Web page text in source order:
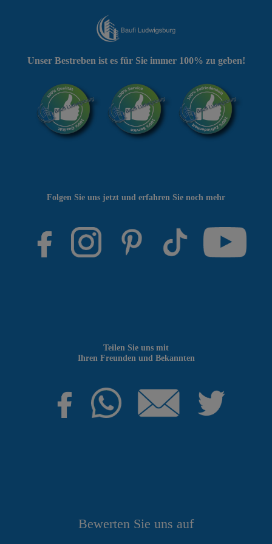
Bewerten Sie uns auf
Teilen Sie uns mit
Ihren Freunden und Bekannten
Folgen Sie uns jetzt und erfahren Sie noch mehr
Unser Bestreben ist es für Sie immer 100% zu geben!